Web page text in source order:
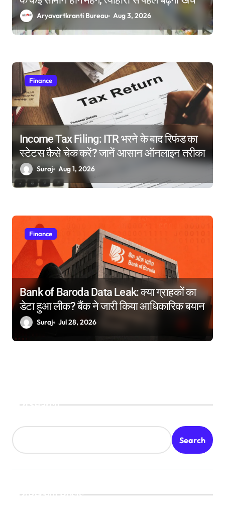
Aryavartkranti Bureau Aug 3, 2026
Finance
Income Tax Filing: ITR भरने के बाद रिफंड का
स्टेटस कैसे चेक करें? जानें आसान ऑनलाइन तरीका
Suraj Aug 1, 2026
Finance
Bank of Baroda Data Leak: क्या ग्राहकों का
डेटा हुआ लीक? बैंक ने जारी किया आधिकारिक बयान
Suraj Jul 28, 2026
Search
Search
Recent Posts